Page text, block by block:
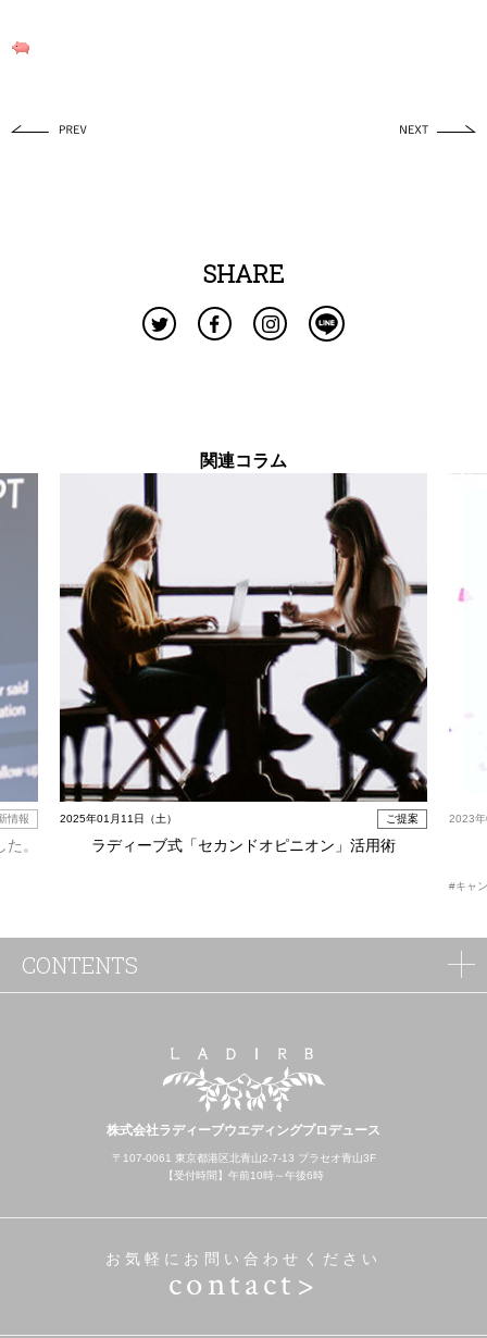
SHARE
関連コラム
情報
。
2025年01月11日（土） ご提案
ラディーブ式「セカンドオピニオン」活用術
2023
#キャ
株式会社ラディーブウエディングプロデュース
〒107-0061 東京都港区北青山2-7-13 プラセオ青山3F
【受付時間】午前10時～午後6時
お気軽にお問い合わせください
contact>
CONTENTS